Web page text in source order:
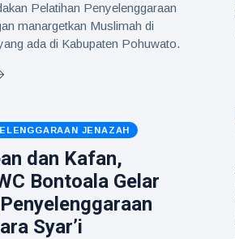
Pelatihan Penyelenggaraan
manargetkan Muslimah di
ada di Kabupaten Pohuwato.
JENAZAH
dan Kafan,
Bontoala Gelar
Syar’i